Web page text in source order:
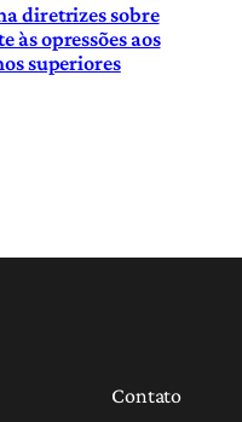
diretrizes sobre
às opressões aos
superiores
Contato